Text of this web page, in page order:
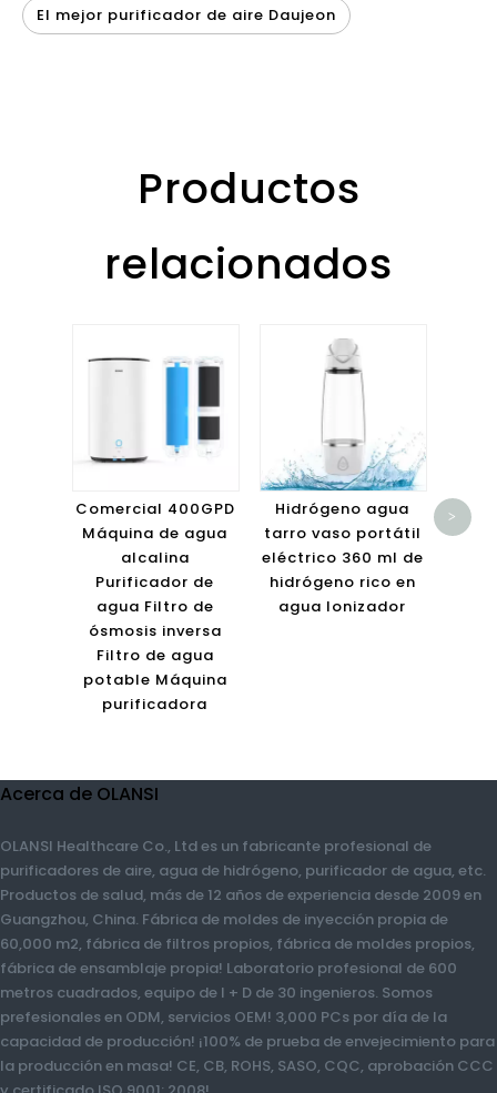
El mejor purificador de aire Daujeon
Productos
relacionados
Comercial 400GPD
Máquina de agua
alcalina
Purificador de
agua Filtro de
ósmosis inversa
Filtro de agua
potable Máquina
purificadora
Hidrógeno agua
tarro vaso portátil
eléctrico 360 ml de
hidrógeno rico en
agua Ionizador
>
OLANSI Healthcare Co., Ltd es un fabricante profesional de
purificadores de aire, agua de hidrógeno, purificador de agua,
etc. Productos de salud, más de 12 años de experiencia desde
2009 en Guangzhou, China. Fábrica de moldes de inyección
propia de 60,000 m2, fábrica de filtros propios, fábrica de
moldes propios, fábrica de ensamblaje propia! Laboratorio
profesional de 600 metros cuadrados, equipo de I + D de 30
ingenieros. Somos prefesionales en ODM, servicios OEM! 3,000